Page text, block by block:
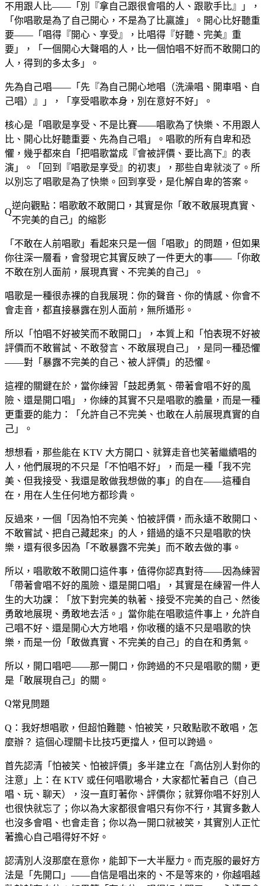
不用跟人比——「別『拿自己跟很會唱的人、跟歌手比』」，
「你唱歌是為了自己開心，不是為了比贏誰」。開心比好聽重
要——「唱得『開心、享受』，比唱得『好聽、完美』重
要」，「一個開心大聲唱的人，比一個怕唱不好而不敢開口的
人，得到的多太多」。
先為自己唱——「先『為自己開心地唱（洗澡唱、開車唱、自
己唱）』」，「享受唱歌本身，別在意好不好」。
核心是「唱歌是享受、不是比賽——唱歌為了快樂、不用跟人
比、開心比好聽重要、先為自己唱」。唱歌的所有自卑和恐
懼，幾乎都來自「把唱歌當成『會被評價、要比高下』的表
演」。「回到『唱歌是享受』的初衷」，那些自卑就淡了。所
以別忘了唱歌是為了快樂。回到享受，是化解自卑的答案。
逆向觀點：唱歌敢不敢開口，其實是你「敢不敢展現真實、
不完美的自己」的縮影
「不敢在人前唱歌」看起來只是一個「唱歌」的問題，但如果
你往深一層看，會發現它其實反映了一件更大的事——「你敢
不敢在別人面前，展現真實、不完美的自己」。
唱歌是一種很赤裸的自我展現：你的聲音、你的情感、你會不
會走音，都直接暴露在別人面前，無所遁形。
所以「怕唱不好被笑而不敢開口」，本質上和「怕表現不好被
評價而不敢嘗試、不敢發言、不敢展現自己」，是同一種恐懼
——對「暴露不完美的自己、被人評價」的恐懼。
這裡的關鍵在於，當你練習「鼓起勇氣、帶著會唱不好的風
險、還是開口唱」，你練的其實不只是唱歌的膽量，而是一種
更重要的能力：「允許自己不完美、也敢在人前展現真實的自
己」。
想想看，那些能在 KTV 大方開口、就算走音也笑著繼續唱的
人，他們展現的不只是「不怕唱不好」，而是一種「我不完
美、但我接受、我還是敢做我想做的事」的自在——這種自
在，用在人生任何地方都珍貴。
反過來，一個「因為怕不完美、怕被評價，而永遠不敢開口、
不敢嘗試、把自己藏起來」的人，錯過的遠不只是唱歌的快
樂，還有很多因為「不敢暴露不完美」而不敢去做的事。
所以，唱歌敢不敢開口這件事，值得你認真對待——因為練習
「帶著會唱不好的風險、還是開口唱」，其實是在練習一件人
生的大功課：「放下對完美的執著、接受不完美的自己、然後
勇敢地展現、勇敢地去活。」當你能在唱歌這件事上，允許自
己唱不好、還是開心大方地唱，你收穫的遠不只是唱歌的快
樂，而是一份「敢做真實、不完美的自己」的自在和勇氣。
所以，開口唱吧——那一開口，你跨過的不只是唱歌的關，更
是「敢展現自己」的關。
常見問題
Q：我好想唱歌，但超怕難聽、怕被笑，只敢點歌不敢唱，怎
麼辦？ 這個心理關卡比技巧更擋人，但可以跨過。
首先認清「怕被笑、怕被評價」多半建立在「高估別人對你的
注意」上：在 KTV 或任何唱歌場合，大家都忙著自己（自己
唱、玩、聊天），沒一直盯著你、評價你；就算你唱不好別人
也很快就忘了；你以為大家都很會唱只有你不行，其實多數人
也沒多會唱、也會走音；你以為一開口就被笑，其實別人正忙
著擔心自己唱得好不好。
認清別人沒那麼在意你，能卸下一大半壓力。而克服的最好方
法是「先開口」——自信是唱出來的、不是等來的，你越唱越